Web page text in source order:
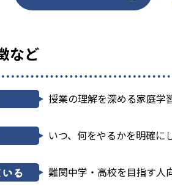
など
授業の理解を深める家庭学
いつ、何をやるかを明確に
る 難関中学・高校を目指す人